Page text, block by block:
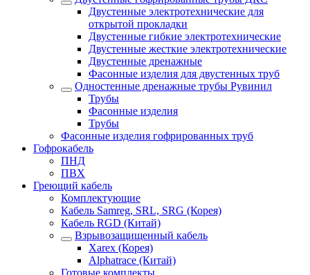
Двустенные электротехнические для
открытой прокладки
Двустенные гибкие электротехнические
Двустенные жесткие электротехнические
Двустенные дренажные
Фасонные изделия для двустенных труб
Одностенные дренажные трубы Рувинил
Трубы
Фасонные изделия
Трубы
Фасонные изделия гофрированных труб
Гофрокабель
ПНД
ПВХ
Греющий кабель
Комплектующие
Кабель Samreg, SRL, SRG (Корея)
Кабель RGD (Китай)
Взрывозащищенный кабель
Xarex (Корея)
Alphatrace (Китай)
Готовые комплекты